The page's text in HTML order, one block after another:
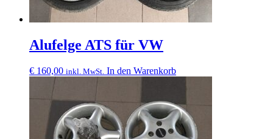
Alufelge ATS für VW
€ 160,00 inkl. MwSt. In den Warenkorb